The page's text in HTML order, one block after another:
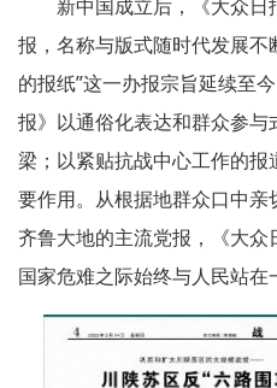
新中国成立后，《大众
报，名称与版式随时代发展不
的报纸”这一办报宗旨延续至
报》以通俗化表达和群众参
梁；以紧贴抗战中心工作的
要作用。从根据地群众口中亲
齐鲁大地的主流党报，《大
国家危难之际始终与人民站在